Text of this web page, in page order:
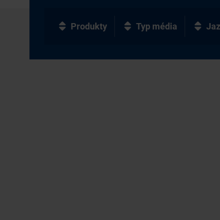
Produkty Typ média